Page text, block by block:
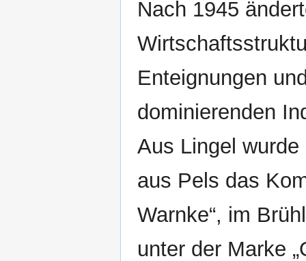
Nach 1945
Enteignungen
dominierenden
Aus Lingel wurde
aus Pels das
Warnke“, im
unter der Marke